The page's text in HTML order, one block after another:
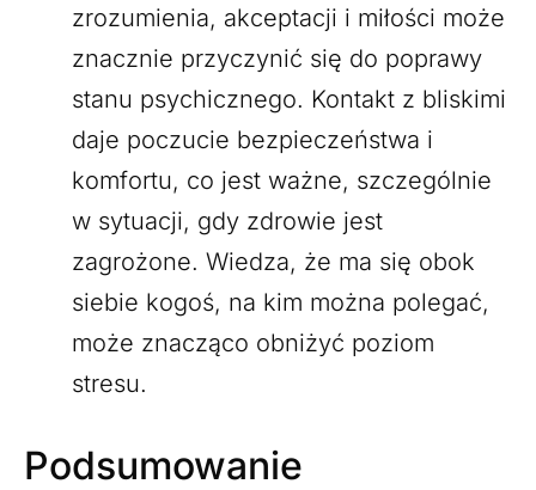
zrozumienia, akceptacji i miłości może
znacznie przyczynić się do poprawy
stanu psychicznego. Kontakt z bliskimi
daje poczucie bezpieczeństwa i
komfortu, co jest ważne, szczególnie
w sytuacji, gdy zdrowie jest
zagrożone. Wiedza, że ma się obok
siebie kogoś, na kim można polegać,
może znacząco obniżyć poziom
stresu.
Podsumowanie